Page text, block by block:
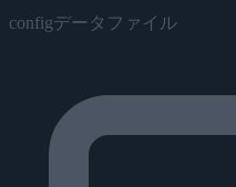
configデータファイル